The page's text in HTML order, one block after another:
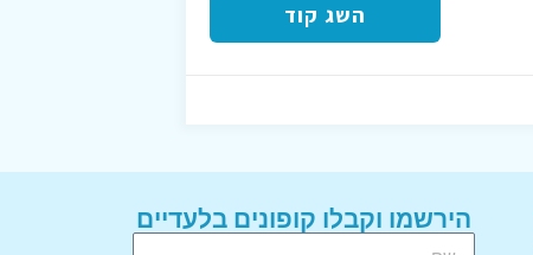
השג קוד
הירשמו וקבלו קופונים בלעדיים